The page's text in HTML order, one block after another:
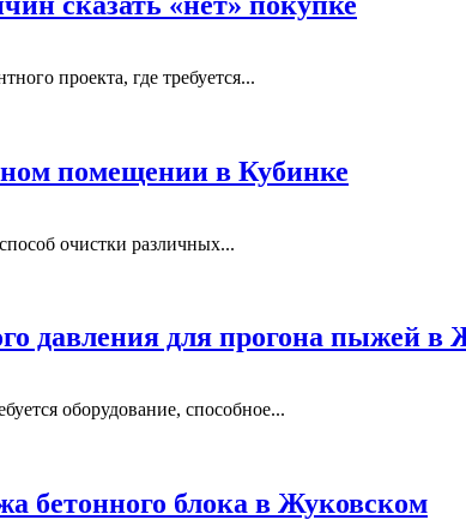
проекта, где требуется...
помещении в Кубинке
очистки различных...
давления для прогона пыжей в
оборудование, способное...
бетонного блока в Жуковском